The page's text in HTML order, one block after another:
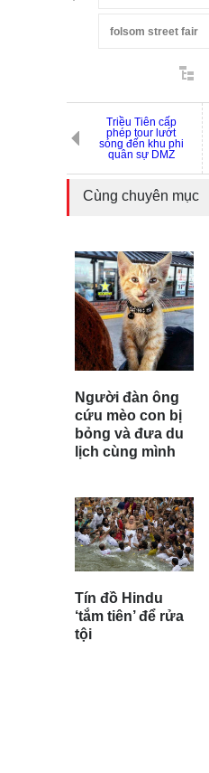
folsom street fair
Triều Tiên cấp
phép tour lướt
sóng đến khu phi
quân sự DMZ
Cùng chuyên mục
Người đàn ông
cứu mèo con bị
bỏng và đưa du
lịch cùng mình
Tín đồ Hindu
‘tắm tiên’ để rửa
tội